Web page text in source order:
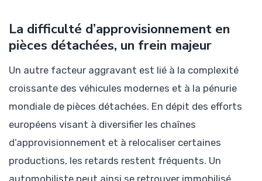
La difficulté d’approvisionnement en
pièces détachées, un frein majeur
Un autre facteur aggravant est lié à la complexité
croissante des véhicules modernes et à la pénurie
mondiale de pièces détachées. En dépit des efforts
européens visant à diversifier les chaînes
d’approvisionnement et à relocaliser certaines
productions, les retards restent fréquents. Un